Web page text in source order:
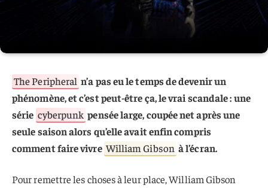
The Peripheral n’a pas eu le temps de devenir un
phénomène, et c’est peut-être ça, le vrai scandale : une
série cyberpunk pensée large, coupée net après une
seule saison alors qu’elle avait enfin compris
comment faire vivre William Gibson à l’écran.
Pour remettre les choses à leur place, William Gibson